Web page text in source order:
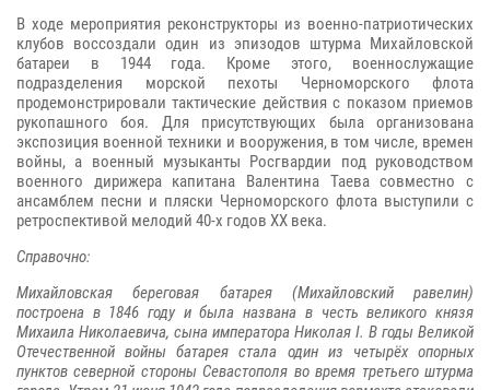
В ходе мероприятия реконструкторы из военно-патриотических
клубов воссоздали один из эпизодов штурма Михайловской
батареи в 1944 года. Кроме этого, военнослужащие
подразделения морской пехоты Черноморского флота
продемонстрировали тактические действия с показом приемов
рукопашного боя. Для присутствующих была организована
экспозиция военной техники и вооружения, в том числе, времен
войны, а военный музыканты Росгвардии под руководством
военного дирижера капитана Валентина Таева совместно с
ансамблем песни и пляски Черноморского флота выступили с
ретроспективой мелодий 40-х годов XX века.
Справочно:
Михайловская береговая батарея (Михайловский равелин)
построена в 1846 году и была названа в честь великого князя
Михаила Николаевича, сына императора Николая I. В годы Великой
Отечественной войны батарея стала один из четырёх опорных
пунктов северной стороны Севастополя во время третьего штурма